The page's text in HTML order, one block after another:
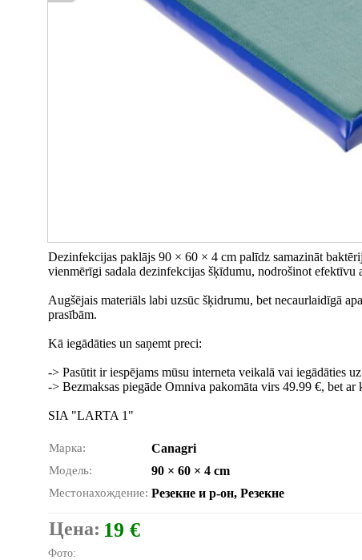
Dezinfekcijas paklājs 90 × 60 × 4 cm palīdz samazināt
vienmērīgi sadala dezinfekcijas šķīdumu, nodrošinot efektīvu
Augšējais materiāls labi uzsūc šķidrumu, bet necaurlaidīgā
prasībām.
Kā iegādāties un saņemt preci:
-> Pasūtit ir iespējams mūsu interneta veikalā vai iegādāties
-> Bezmaksas piegāde Omniva pakomāta virs 49.99 €, bet
SIA "LARTA 1"
Марка: Canagri
Модель: 90 × 60 × 4 cm
Местонахождение: Резекне и р-он, Резекне
Цена: 19 €
Фото: